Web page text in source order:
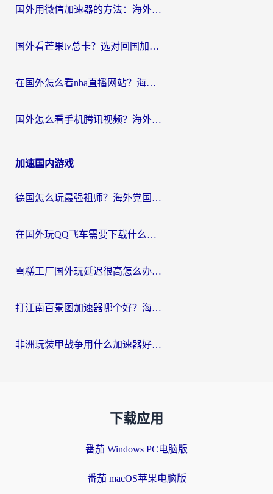
国外用微信加速器的方法：海外党无缝连接国内生活的实用指南
国外看芒果tv总卡？选对回国加速器，轻松追《浪姐》不费劲
在国外怎么看nba直播网站？海外党专属体育观赛指南，告别地区限制！
国外怎么看手机腾讯视频？海外党亲测有效的追剧加速器选择指南
加速国内游戏
德国怎么玩最强祖师？海外党国服游戏加速器选择全攻略（附宝可梦Online实测）
在国外玩QQ飞车需要下载什么加速器呢？海外党亲测有效的国服游戏加速指南
雪糕工厂国外玩延迟很高怎么办？海外玩家国服游戏加速终极攻略（附实测推荐）
打江南百景图加速器哪个好？海外党踩坑N次后，终于找到不卡的秘诀
非洲玩装甲战争用什么加速器好？海外党亲测有效的国服游戏加速方案
下载应用
番茄 Windows PC电脑版
番茄 macOS苹果电脑版